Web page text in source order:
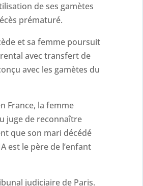
de ses gamètes
prématuré.
et sa femme poursuit
avec transfert de
avec les gamètes du
France, la femme
juge de reconnaître
que son mari décédé
est le père de l’enfant
judiciaire de Paris.